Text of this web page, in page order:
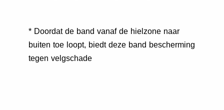
* Doordat de band vanaf de hielzone naar
buiten toe loopt, biedt deze band bescherming
tegen velgschade